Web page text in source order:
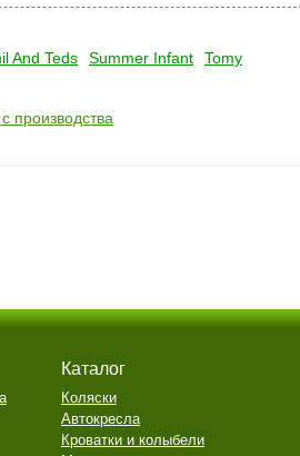
And Teds Summer Infant Tomy
производства
Каталог
Коляски
Автокресла
Кроватки и колыбели